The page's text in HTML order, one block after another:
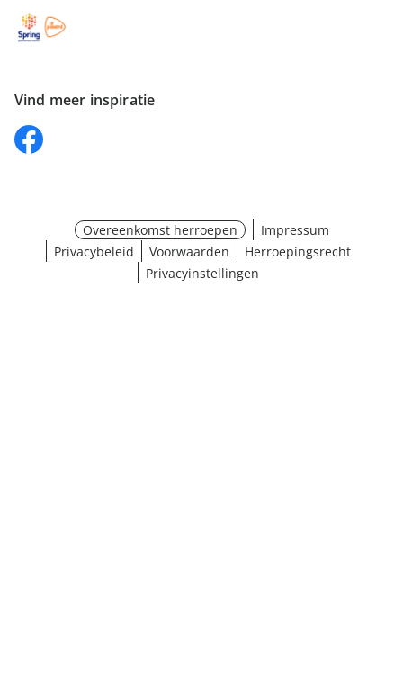
Vind meer inspiratie
Overeenkomst herroepen
Impressum
Privacybeleid
Voorwaarden
Herroepingsrecht
Privacyinstellingen